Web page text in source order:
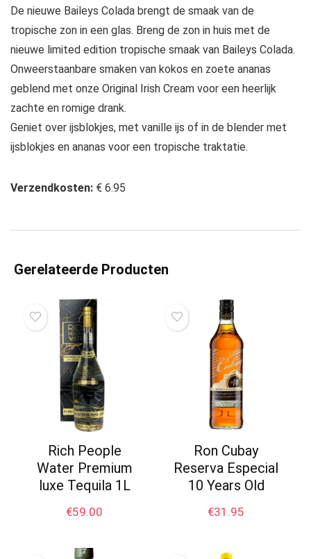
De nieuwe Baileys Colada brengt de smaak van de
tropische zon in een glas. Breng de zon in huis met de
nieuwe limited edition tropische smaak van Baileys Colada.
Onweerstaanbare smaken van kokos en zoete ananas
geblend met onze Original Irish Cream voor een heerlijk
zachte en romige drank.
Geniet over ijsblokjes, met vanille ijs of in de blender met
ijsblokjes en ananas voor een tropische traktatie.
Verzendkosten: € 6.95
Gerelateerde Producten
Rich People
Water Premium
luxe Tequila 1L
€59.00
Ron Cubay
Reserva Especial
10 Years Old
€31.95